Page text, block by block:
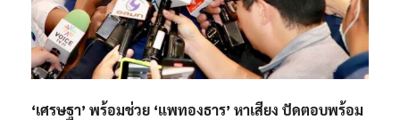
‘เศรษฐา’ พร้อมช่วย ‘แพทองธาร’ หาเสียง ปัดตอบพร้อม